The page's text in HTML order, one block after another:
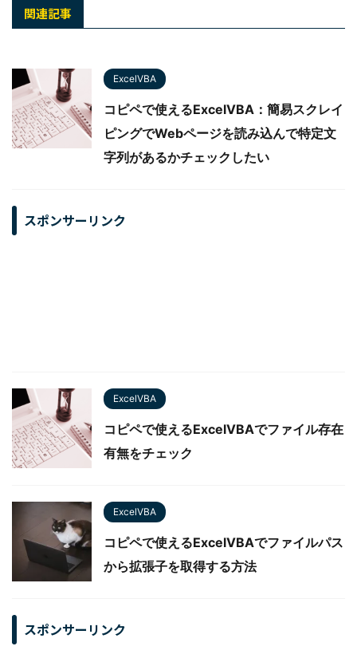
関連記事
ExcelVBA
コピペで使えるExcelVBA：簡易スクレイ
ピングでWebページを読み込んで特定文
字列があるかチェックしたい
スポンサーリンク
ExcelVBA
コピペで使えるExcelVBAでファイル存在
有無をチェック
ExcelVBA
コピペで使えるExcelVBAでファイルパス
から拡張子を取得する方法
スポンサーリンク